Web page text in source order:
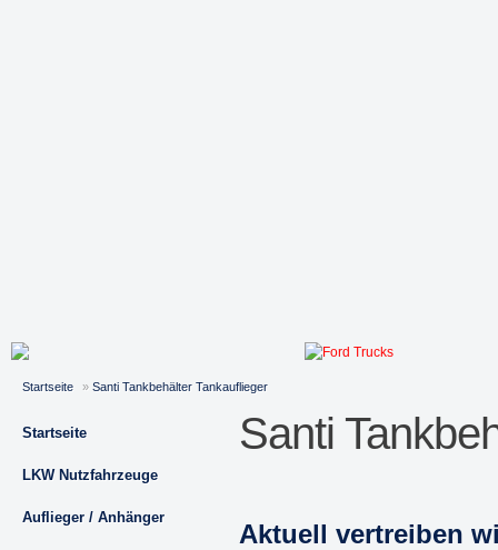
Startseite » Santi Tankbehälter Tankauflieger
Startseite
LKW Nutzfahrzeuge
Auflieger / Anhänger
Santi
Aktuell vertreiben